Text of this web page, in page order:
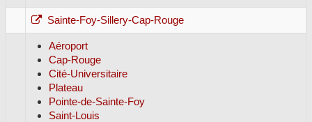
Sainte-Foy-Sillery-Cap-Rouge
Aéroport
Cap-Rouge
Cité-Universitaire
Plateau
Pointe-de-Sainte-Foy
Saint-Louis